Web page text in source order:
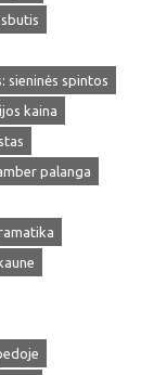
sieninės spintos
kaina
palanga